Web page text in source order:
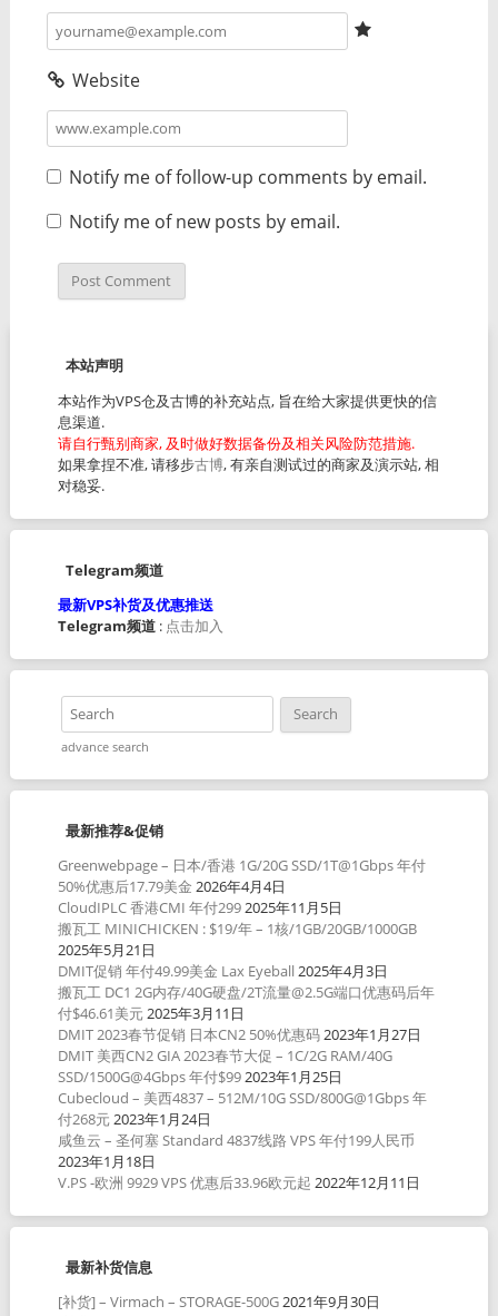
Website
Notify me of follow-up comments by email.
Notify me of new posts by email.
本站声明
本站作为VPS仓及古博的补充站点, 旨在给大家提供更快的信
息渠道.
请自行甄别商家, 及时做好数据备份及相关风险防范措施.
如果拿捏不准, 请移步古博, 有亲自测试过的商家及演示站, 相
对稳妥.
Telegram频道
最新VPS补货及优惠推送
Telegram频道: 点击加入
advance search
最新推荐&促销
Greenwebpage – 日本/香港 1G/20G SSD/1T@1Gbps 年付
50%优惠后17.79美金 2026年4月4日
CloudIPLC 香港CMI 年付2992025年11月5日
搬瓦工 MINICHICKEN : $19/年 – 1核/1GB/20GB/1000GB
2025年5月21日
DMIT促销 年付49.99美金 Lax Eyeball 2025年4月3日
搬瓦工 DC1 2G内存/40G硬盘/2T流量@2.5G端口优惠码后年
付$46.61美元2025年3月11日
DMIT 2023春节促销 日本CN2 50%优惠码2023年1月27日
DMIT 美西CN2 GIA 2023春节大促 – 1C/2G RAM/40G
SSD/1500G@4Gbps 年付$992023年1月25日
Cubecloud – 美西4837 – 512M/10G SSD/800G@1Gbps 年
付268元2023年1月24日
咸鱼云 – 圣何塞 Standard 4837线路 VPS 年付199人民币
2023年1月18日
V.PS -欧洲 9929 VPS 优惠后33.96欧元起 2022年12月11日
最新补货信息
[补货] – Virmach – STORAGE-500G2021年9月30日